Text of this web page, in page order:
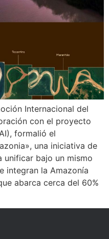
Internacional del
con el proyecto
formalió el
una iniciativa de
bajo un mismo
integran la Amazonía
abarca cerca del 60%